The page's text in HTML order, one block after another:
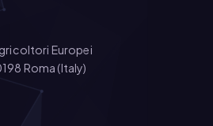
Europei
Roma (Italy)